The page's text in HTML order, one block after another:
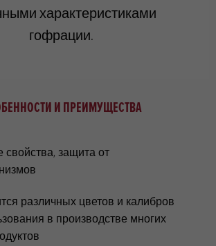
характеристиками
гофрации.
И ПРЕИМУЩЕСТВА
защита от
различных цветов и калибров
в производстве многих